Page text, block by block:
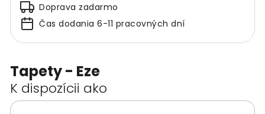
Tapety - Eze
K dispozícii ako
Doprava zadarmo
Čas dodania 6-11 pracovných dní